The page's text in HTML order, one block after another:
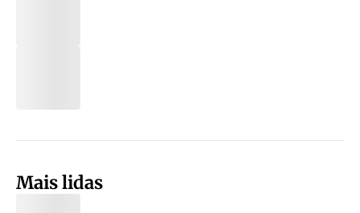
Mais lidas